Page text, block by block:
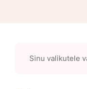
Sinu valikutele